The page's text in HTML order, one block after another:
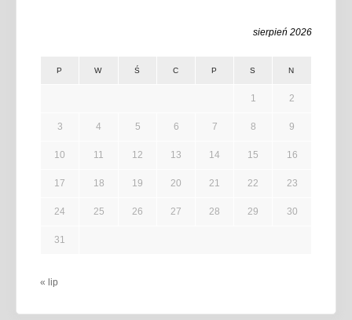
sierpień 2026
P W Ś C P S N
1 2
3 4 5 6 7 8 9
10 11 12 13 14 15 16
17 18 19 20 21 22 23
24 25 26 27 28 29 30
31
« lip